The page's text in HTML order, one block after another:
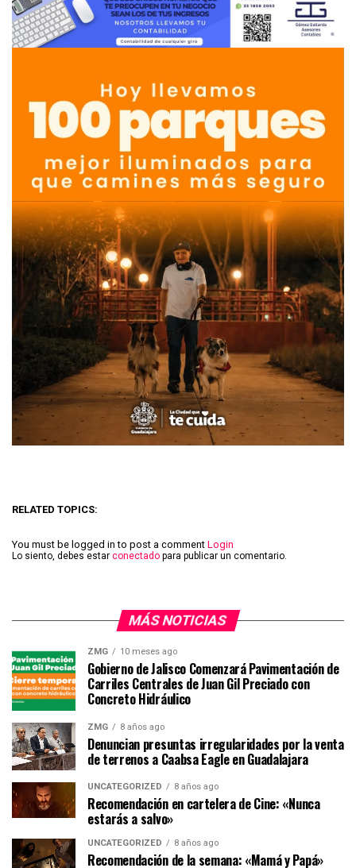
RELATED TOPICS:
You must be logged in to post a comment Login
Lo siento, debes estar conectado para publicar un comentario.
MÁS NOTICIAS
ZMG 10 meses ago
Gobierno de Jalisco Comenzará Pavimentación de
Carriles Centrales de Juan Gil Preciado con
Concreto Hidráulico
ZMG 8 años ago
Denuncian presuntas irregularidades por la venta
de terrenos a Caabsa Eagle en Guadalajara
UNCATEGORIZED 8 años ago
Recomendación en cartelera de Cine: «Nunca
estarás a salvo»
UNCATEGORIZED 8 años ago
Recomendación de la semana: «Mamá y Papá»